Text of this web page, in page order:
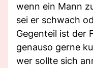
wenn ein Mann
sei er schwach
Gegenteil ist der
genauso gerne
wer sollte sich